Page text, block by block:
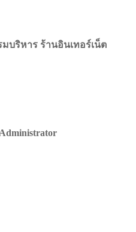
มบริหาร ร้านอินเทอร์เน็ต